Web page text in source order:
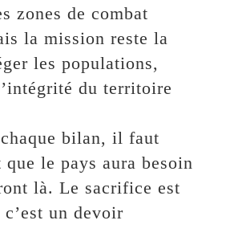
zones de combat
la mission reste la
les populations,
du territoire
bilan, il faut
le pays aura besoin
là. Le sacrifice est
un devoir